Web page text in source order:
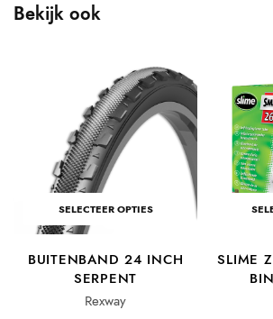
Bekijk ook
SELECTEER OPTIES
BUITENBAND 24 INCH
SERPENT
Rexway
SLIME